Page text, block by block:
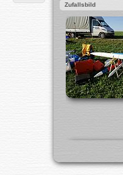
Zufallsbild